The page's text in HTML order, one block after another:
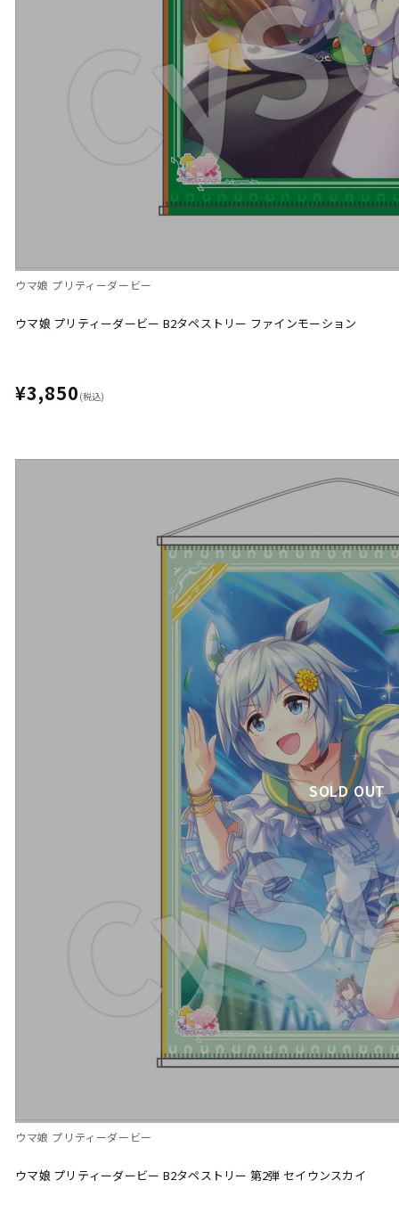
ウマ娘 プリティーダービー
ウマ娘 プリティーダービー B2タペストリー ファインモーション
¥3,850 (税込)
SOLD OUT
ウマ娘 プリティーダービー
ウマ娘 プリティーダービー B2タペストリー 第2弾 セイウンスカイ